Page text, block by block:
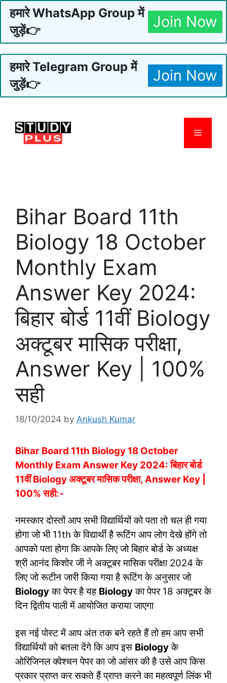
हमारे WhatsApp Group में
जुड़ें👉
Join Now
हमारे Telegram Group में
जुड़ें👉
Join Now
content
Menu
Bihar Board 11th
Biology 18 October
Monthly Exam
Answer Key 2024:
बिहार बोर्ड 11वीं Biology
अक्टूबर मासिक परीक्षा,
Answer Key | 100%
सही
18/10/2024 by Ankush Kumar
Bihar Board 11th Biology 18 October
Monthly Exam Answer Key 2024: बिहार बोर्ड
11वीं Biology अक्टूबर मासिक परीक्षा, Answer Key |
100% सही:-
नमस्कार दोस्तों आप सभी विद्यार्थियों को पता तो चल ही गया
होगा जो भी 11th के विद्यार्थी है रूटिंग आप लोग देखे होंगे तो
आपको पता होगा कि आपके लिए जो बिहार बोर्ड के अध्यक्ष
श्री आनंद किशोर जी ने अक्टूबर मासिक परीक्षा 2024 के
लिए जो रूटीन जारी किया गया है रूटिंग के अनुसार जो
Biologyका पेपर है यह Biologyका पेपर 18 अक्टूबर के
दिन द्वितीय पाली में आयोजित कराया जाएगा
इस नई पोस्ट में आप अंत तक बने रहते हैं तो हम आप सभी
विद्यार्थियों को बतला देंगे कि आप इस Biologyके
ओरिजिनल क्वेश्चन पेपर का जो आंसर की है उसे आप किस
प्रकार प्राप्त कर सकते हैं प्राप्त करने का महत्वपूर्ण लिंक भी